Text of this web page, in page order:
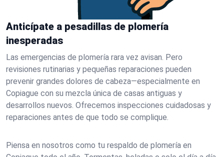
Anticípate a pesadillas de plomería
inesperadas
Las emergencias de plomería rara vez avisan. Pero
revisiones rutinarias y pequeñas reparaciones pueden
prevenir grandes dolores de cabeza—especialmente en
Copiague con su mezcla única de casas antiguas y
desarrollos nuevos. Ofrecemos inspecciones cuidadosas y
reparaciones antes de que todo se complique.
Piensa en nosotros como tu respaldo de plomería en